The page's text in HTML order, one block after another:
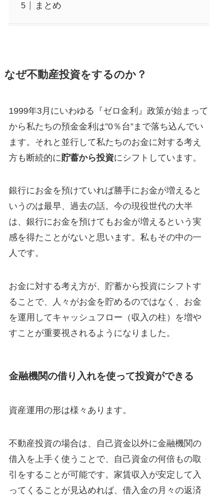
まとめ
なぜ不動産投資をするのか？
1999年3月にいわゆる『ゼロ金利』政策が始まって
から私たちの預金金利は”0％台”まで落ち込んでい
ます。それと並行して私たちのお金に対する考え
方も断続的に貯蓄から投資にシフトしています。
銀行にお金を預けていれば勝手にお金が増えると
いうのは最早、過去の話。今の現役世代の大半
は、銀行にお金を預けてもお金が増えるという実
感を得たことがないと思います。私もその中の一
人です。
お金に対する考え方が、貯蓄から投資にシフトす
ることで、人々がお金を貯めるのではなく、お金
を運用してキャッシュフロー（収入の柱）を増や
すことが重要視されるようになりました。
金融機関の借り入れを使って投資ができる
資産運用の形は様々あります。
不動産投資の場合は、自己資金以外に金融機関の
借入を上手く使うことで、自己資金の何倍もの取
引をすることが可能です。家賃収入が安定して入
ってくることが見込めれば、借入金の月々の返済